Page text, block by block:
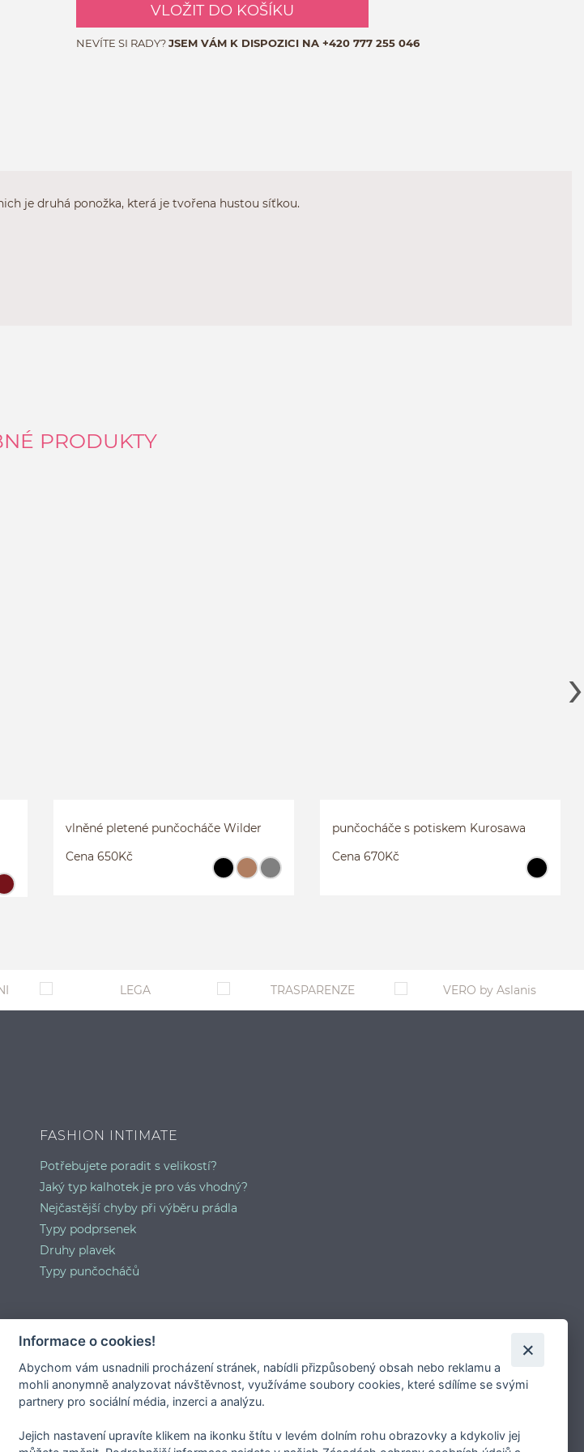
VLOŽIT DO KOŠÍKU
NEVÍTE SI RADY?JSEM VÁM K DISPOZICI NA +420 777 255 046
je druhá ponožka, která je tvořena hustou síťkou.
PRODUKTY
vlněné pletené punčocháče Wilder
Cena 650Kč
punčocháče s potiskem Kurosawa
Cena 670Kč
FASHION INTIMATE
Potřebujete poradit s velikostí?
Jaký typ kalhotek je pro vás vhodný?
Nejčastější chyby při výběru prádla
Typy podprsenek
Druhy plavek
Typy punčocháčů
Informace o cookies!
Abychom vám usnadnili procházení stránek, nabídli přizpůsobený obsah nebo reklamu a
mohli anonymně analyzovat návštěvnost, využíváme soubory cookies, které sdílíme se svými
partnery pro sociální média, inzerci a analýzu.
Jejich nastavení upravíte klikem na ikonku štítu v levém dolním rohu obrazovky a kdykoliv jej